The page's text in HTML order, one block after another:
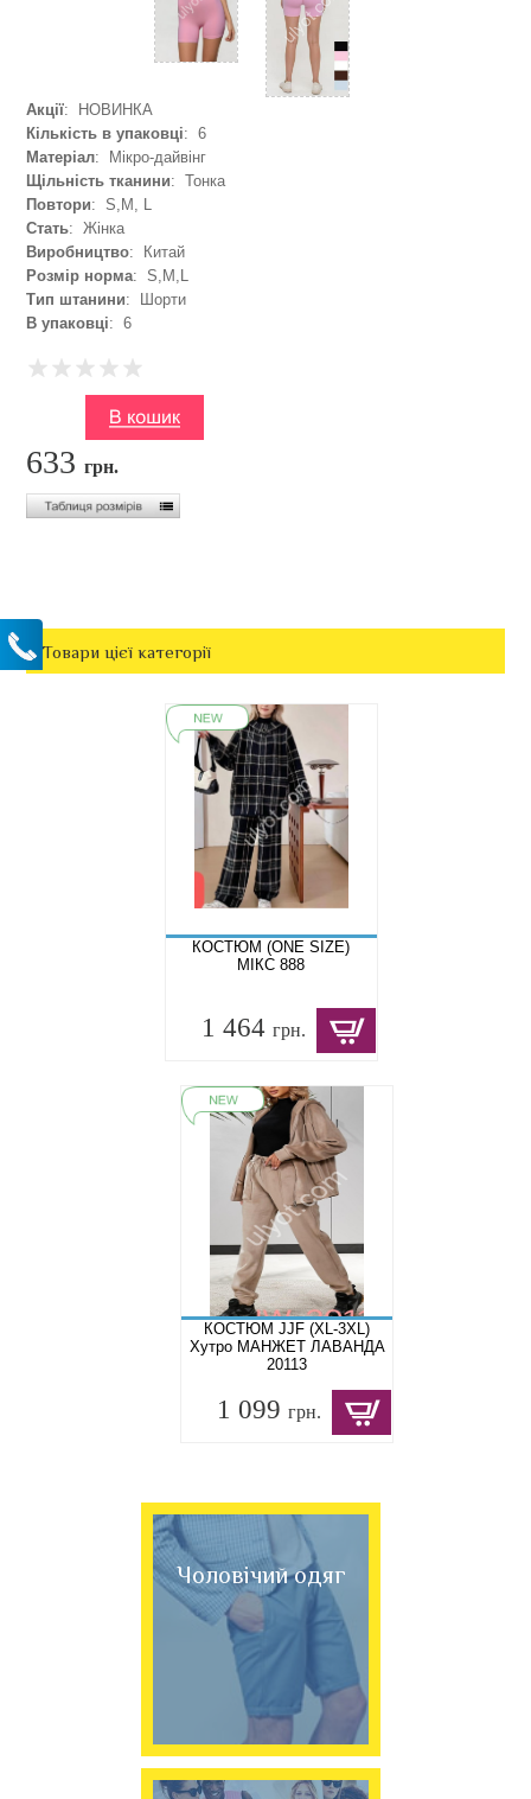
Акції: НОВИНКА
Кількість в упаковці: 6
Матеріал: Мікро-дайвінг
Щільність тканини: Тонка
Повтори: S,M, L
Стать: Жінка
Виробництво: Китай
Розмір норма: S,M,L
Тип штанини: Шорти
В упаковці: 6
633грн.
Товари цієї категорії
КОСТЮМ (ONE SIZE)
МІКС 888
1 464грн.
КОСТЮМ JJF (XL-3XL)
Хутро МАНЖЕТ ЛАВАНДА
20113
1 099грн.
Чоловічий одяг